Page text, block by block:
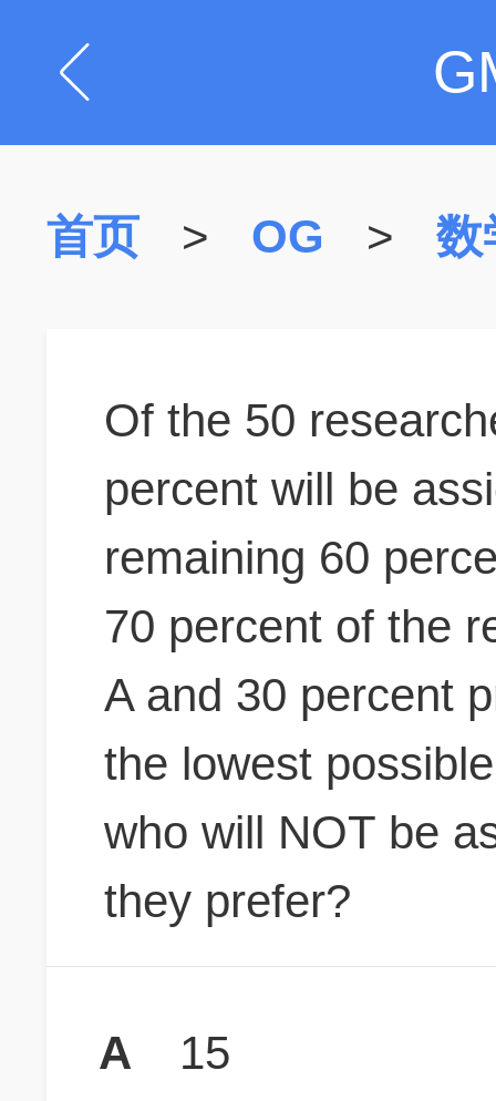
首页 > OG > 数
Of the 50
percent will be
remaining 60
70 percent of the
A and 30 percent
the lowest
who will NOT be
they prefer?
A 15